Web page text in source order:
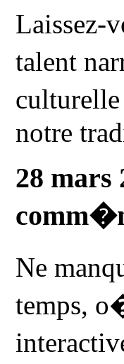
Laissez-
talent
notre
28 mars
Ne
temps,